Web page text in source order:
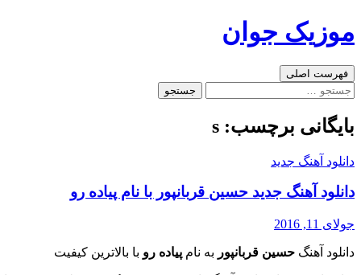
به
موزیک جوان
جست‌وجو
فهرست اصلی
جستجو
بایگانی برچسب: s
دانلود آهنگ جدید
دانلود آهنگ جدید حسین قربانپور با نام پیاده رو
جولای 11, 2016
دانلود آهنگ حسین قربانپور به نام پیاده رو با بالاترین کیفیت